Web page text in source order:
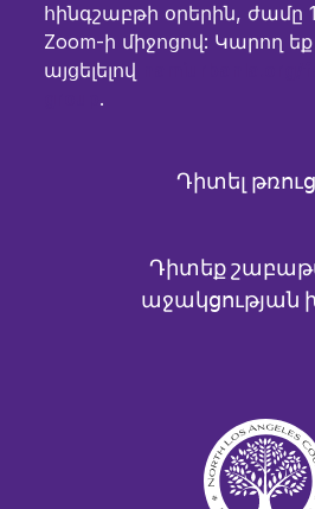
հինգշաբթի օրերին, ժամը
Zoom-ի միջոցով: Կարող եք
այցելելով
.
Դիտել
Դիտեք
աջակցության